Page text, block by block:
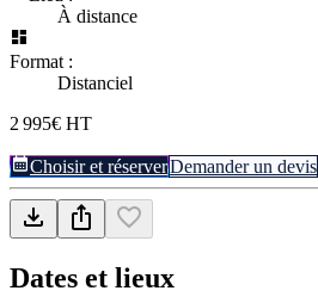
À distance
Format :
Distanciel
2 995€ HT
Choisir et réserverDemander un devis
Dates et lieux